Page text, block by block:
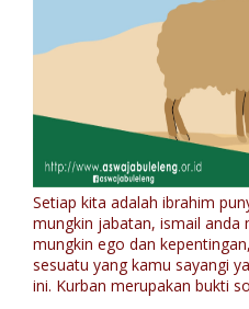
Setiap kita adalah ibrahim
mungkin jabatan, ismail anda
mungkin ego dan
sesuatu yang kamu sayangi
ini. Kurban merupakan bukti